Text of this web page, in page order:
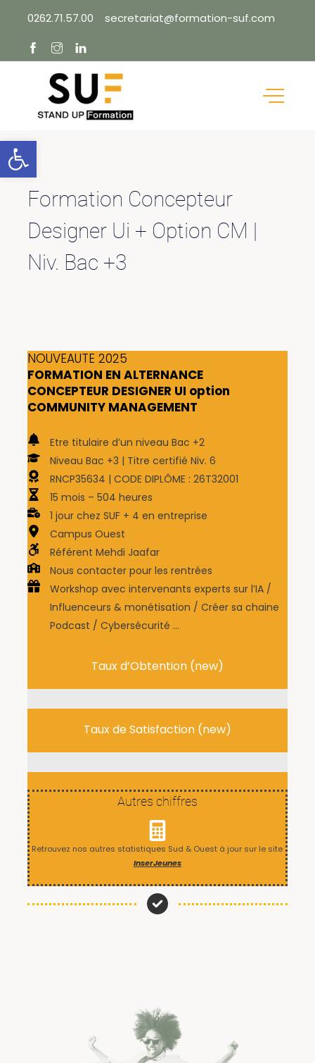
content
0262.71.57.00 secretariat@formation-suf.com
Formation Concepteur
Designer Ui + Option CM |
Niv. Bac +3
NOUVEAUTE 2025
FORMATION EN ALTERNANCE
CONCEPTEUR DESIGNER UI option
COMMUNITY MANAGEMENT
Etre titulaire d’un niveau Bac +2
Niveau Bac +3 | Titre certifié Niv. 6
RNCP35634 | CODE DIPLÔME : 26T32001
15 mois – 504 heures
1 jour chez SUF + 4 en entreprise
Campus Ouest
Référent Mehdi Jaafar
Nous contacter pour les rentrées
Workshop avec intervenants experts sur l’IA /
Influenceurs & monétisation / Créer sa chaine
Podcast / Cybersécurité …
Taux d’Obtention (new)
Taux de Satisfaction (new)
Autres chiffres
Retrouvez nos autres statistiques Sud & Ouest à jour sur le site
InserJeunes
Ouvrir la barre d’outils